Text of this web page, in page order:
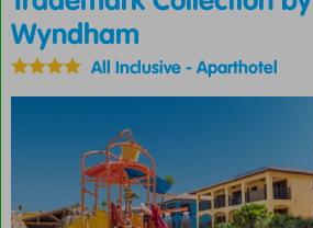
Wyndham
All Inclusive-Aparthotel